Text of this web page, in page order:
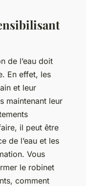
de l’eau doit
En effet, les
et leur
maintenant leur
il peut être
de l’eau et les
Vous
le robinet
comment